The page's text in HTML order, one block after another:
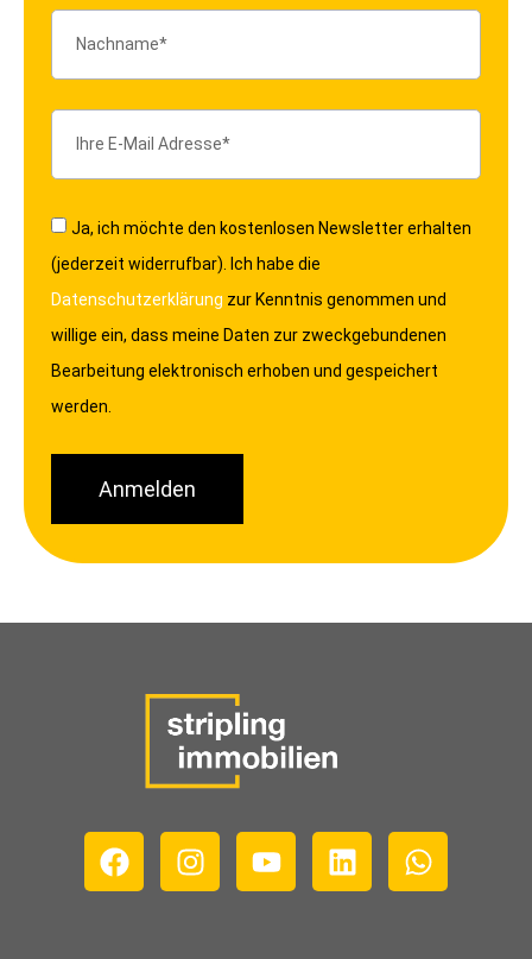
Ja, ich möchte den kostenlosen Newsletter erhalten
(jederzeit widerrufbar). Ich habe die
Datenschutzerklärung zur Kenntnis genommen und
willige ein, dass meine Daten zur zweckgebundenen
Bearbeitung elektronisch erhoben und gespeichert
werden.
Anmelden